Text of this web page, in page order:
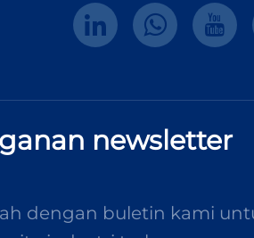
newsletter
dengan buletin kami